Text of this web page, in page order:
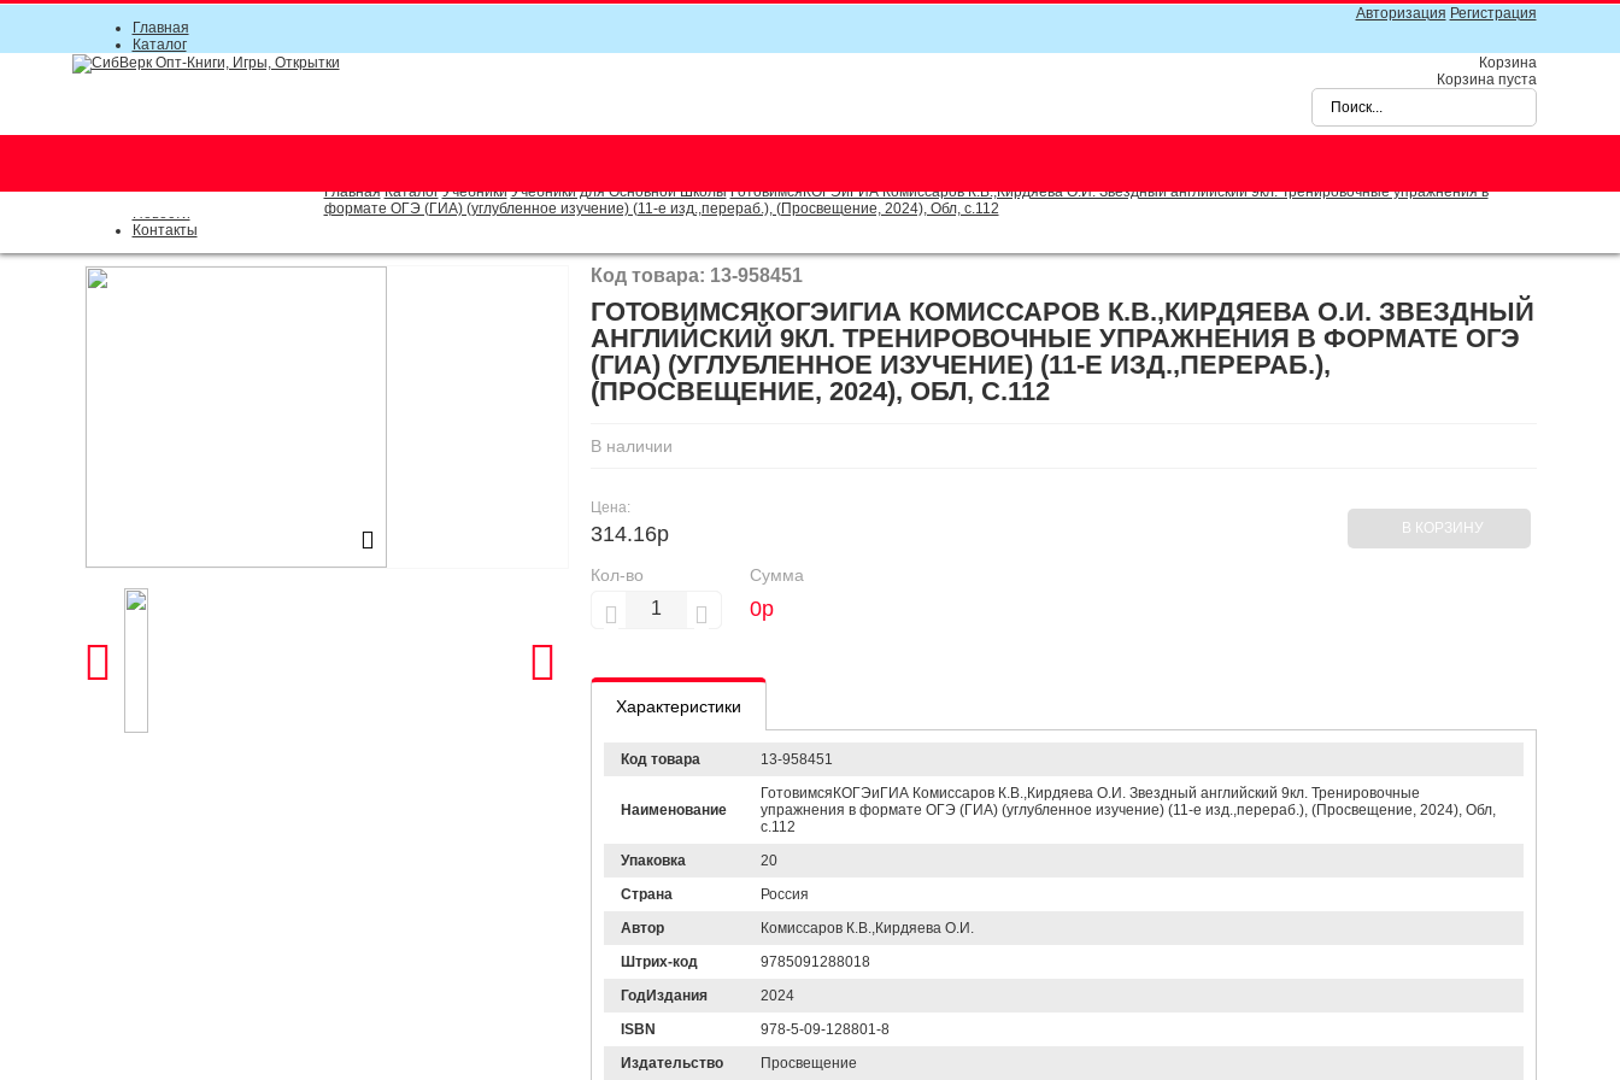
Авторизация Регистрация
Главная
Каталог
Прайс-листы
Доставка
Новости
Контакты
Корзина
Корзина пуста
Главная Каталог Учебники Учебники для Основной Школы ГотовимсяКОГЭиГИА Комиссаров К.В.,Кирдяева О.И. Звездный английский 9кл. Тренировочные упражнения в
формате ОГЭ (ГИА) (углубленное изучение) (11-е изд.,перераб.), (Просвещение, 2024), Обл, c.112
Код товара: 13-958451
ГОТОВИМСЯКОГЭИГИА КОМИССАРОВ К.В.,КИРДЯЕВА О.И. ЗВЕЗДНЫЙ
АНГЛИЙСКИЙ 9КЛ. ТРЕНИРОВОЧНЫЕ УПРАЖНЕНИЯ В ФОРМАТЕ ОГЭ
(ГИА) (УГЛУБЛЕННОЕ ИЗУЧЕНИЕ) (11-Е ИЗД.,ПЕРЕРАБ.),
(ПРОСВЕЩЕНИЕ, 2024), ОБЛ, C.112
В наличии
Цена:
314.16р
Кол-во Сумма
0р
В КОРЗИНУ
Характеристики
Код товара 13-958451
Наименование
ГотовимсяКОГЭиГИА Комиссаров К.В.,Кирдяева О.И. Звездный английский 9кл. Тренировочные
упражнения в формате ОГЭ (ГИА) (углубленное изучение) (11-е изд.,перераб.), (Просвещение, 2024), Обл,
c.112
Упаковка
20
Страна
Россия
Автор
Комиссаров К.В.,Кирдяева О.И.
Штрих-код
9785091288018
ГодИздания
2024
ISBN
978-5-09-128801-8
Издательство
Просвещение